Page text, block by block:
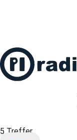
5 Treffer